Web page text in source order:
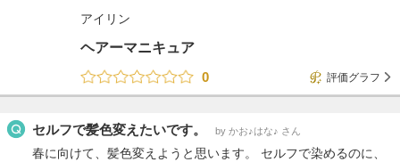
アイリン
ヘアーマニキュア
0
評価グラフ
セルフで髪色変えたいです。 by かお♪はな♪ さん
春に向けて、髪色変えようと思います。 セルフで染めるのに、